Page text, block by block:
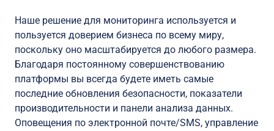
Наше решение для мониторинга используется и
пользуется доверием бизнеса по всему миру,
поскольку оно масштабируется до любого размера.
Благодаря постоянному совершенствованию
платформы вы всегда будете иметь самые
последние обновления безопасности, показатели
производительности и панели анализа данных.
Оповещения по электронной почте/SMS, управление